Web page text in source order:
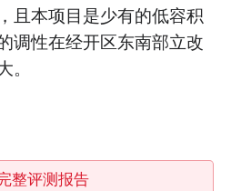
且本项目是少有的低容积
调性在经开区东南部立改
。
整评测报告